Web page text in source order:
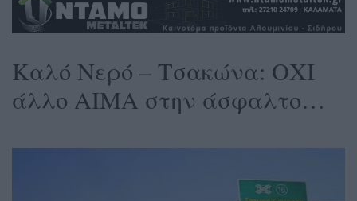
Καλό Νερό – Τσακώνα: ΟΧΙ
άλλο ΑΙΜΑ στην άσφαλτο…